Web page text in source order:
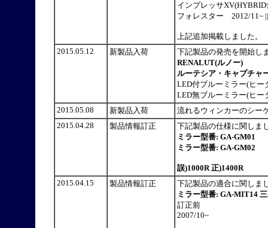
インプレッサ
フォレスター 2012/11~
上記追加掲載しました。
2015.05.12
新製品入荷
下記製品の発売を開始
RENALUT(ルノー)
ルーテシア・キャプチャ
LED付ブルーミラー(ヒ
LED無ブルーミラー(ヒ
2015.05.08
新製品入荷
流れるウィンカーのシー
2015.04.28
製品情報訂正
下記製品の仕様に関し
ミラー型番: GA-GM01
ミラー型番: GA-GM02
誤)1000R 正)1400R
2015.04.15
製品情報訂正
下記製品の適合に関し
ミラー型番: GA-MIT14
訂正前
2007/10~